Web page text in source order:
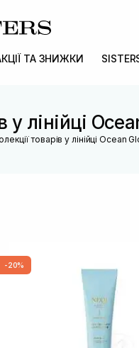
ТА ЗНИЖКИ
у лінійці
товарів у лінійці Ocean
-20%